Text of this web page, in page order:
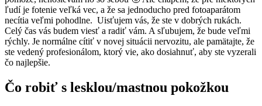
ľudí je fotenie veľká vec, a že sa jednoducho pred fotoaparátom
necítia veľmi pohodlne. Uisťujem vás, že ste v dobrých rukách.
Celý čas vás budem viesť a radiť vám. A sľubujem, že bude veľmi
rýchly. Je normálne cítiť v novej situácii nervozitu, ale pamätajte, že
ste vedený profesionálom, ktorý vie, ako dosiahnuť, aby ste vyzerali
čo najlepšie.
Čo robiť s lesklou/mastnou pokožkou